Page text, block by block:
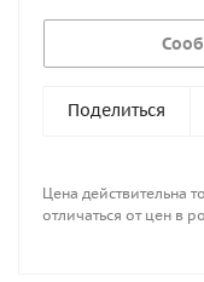
Поделиться
Цена действительна
отличаться от цен в